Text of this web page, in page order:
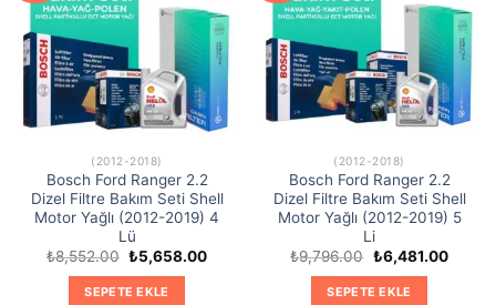
(2012-2018)
Bosch Ford Ranger 2.2
Dizel Filtre Bakım Seti Shell
Motor Yağlı (2012-2019) 4
Lü
₺8,552.00 Orijinal
fiyat:
₺8,552.00.
₺5,658.00Şu
SEPETE EKLE
(2012-2018)
Bosch Ford Ranger 2.2
Dizel Filtre Bakım Seti Shell
Motor Yağlı (2012-2019) 5
Li
₺9,796.00 Orijinal
fiyat:
₺9,796.00.
₺6,481.00Şu
SEPETE EKLE